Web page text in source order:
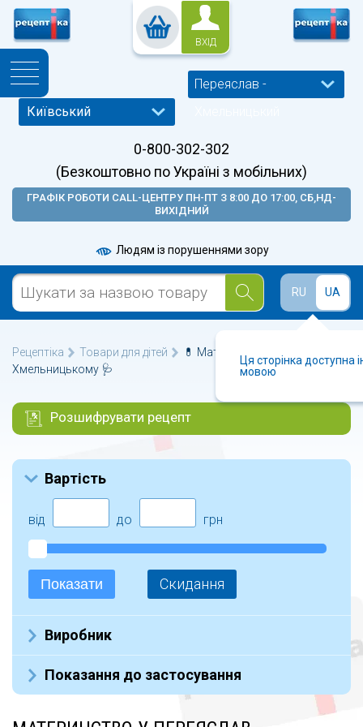
ВХІД
Переяслав -
0-800-302-302
(Безкоштовно по Україні з мобільних)
ГРАФІК РОБОТИ CALL-ЦЕНТРУ ПН-ПТ З 8:00 ДО 17:00, СБ,НД-
ВИХІДНИЙ
Людям із порушеннями зору
RU UA
Ця сторінка доступна
мовою
Рецептіка Товари для дітей
💊 Материнство у Переяслав -
Хмельницькому 🩺
Розшифрувати рецепт
Вартість
від до грн
Показати Скидання
Виробник
TEVA (13)
Показання до застосування